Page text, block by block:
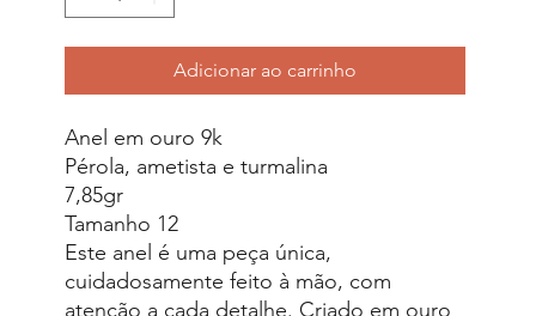
Adicionar ao carrinho
Anel em ouro 9k
Pérola, ametista e turmalina
7,85gr
Tamanho 12
Este anel é uma peça única,
cuidadosamente feito à mão, com
atenção a cada detalhe. Criado em ouro